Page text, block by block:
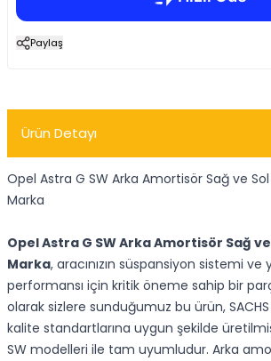
Paylaş
Ürün Detayı
Opel Astra G SW Arka Amortisör Sağ ve Sol
Marka
Opel Astra G SW Arka Amortisör Sağ ve
Marka, aracınızın süspansiyon sistemi ve
performansı için kritik öneme sahip bir
olarak sizlere sunduğumuz bu ürün, SACHS
kalite standartlarına uygun şekilde
SW modelleri ile tam uyumludur. Arka